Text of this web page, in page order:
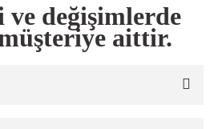
değişimlerde
aittir.